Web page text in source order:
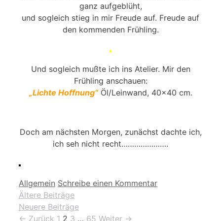
ganz aufgeblüht,
und sogleich stieg in mir Freude auf. Freude auf
den kommenden Frühling.
Und sogleich mußte ich ins Atelier. Mir den
Frühling anschauen:
„Lichte Hoffnung“Öl/Leinwand, 40×40 cm.
Doch am nächsten Morgen, zunächst dachte ich,
ich seh nicht recht………………….
Kategorien
Allgemein Schreibe einen Kommentar
Ältere Beiträge
Neuere Beiträge
← Zurück Seite
1 Seite
2 Seite
3 … Seite
65 Weiter →